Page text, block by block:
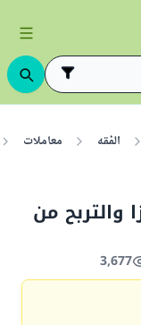
الفقه معاملات
والتربح من
3,677